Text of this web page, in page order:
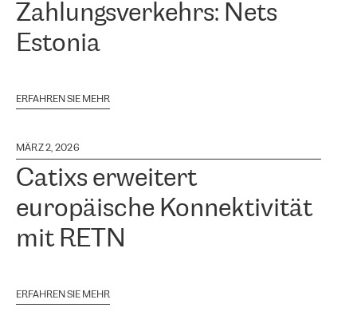
Zahlungsverkehrs: Nets
Estonia
ERFAHREN SIE MEHR
MÄRZ 2, 2026
Catixs erweitert
europäische Konnektivität
mit RETN
ERFAHREN SIE MEHR